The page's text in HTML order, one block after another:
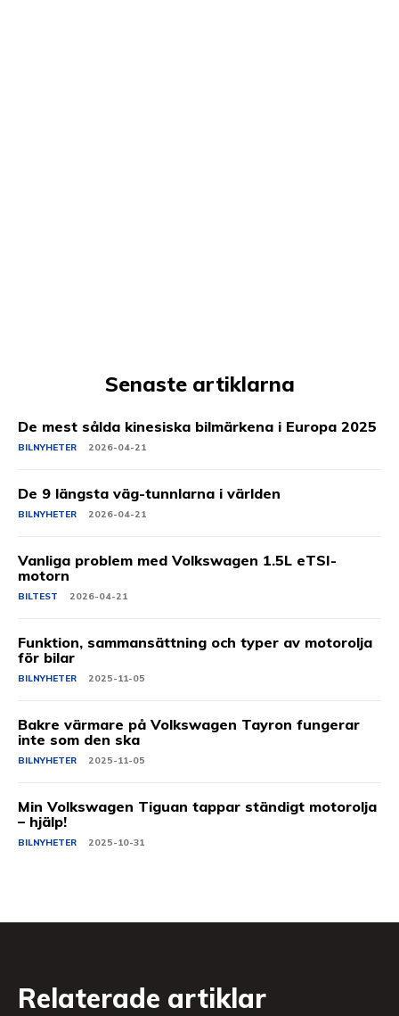
Senaste artiklarna
De mest sålda kinesiska bilmärkena i Europa 2025
BILNYHETER 2026-04-21
De 9 längsta väg-tunnlarna i världen
BILNYHETER 2026-04-21
Vanliga problem med Volkswagen 1.5L eTSI-
motorn
BILTEST 2026-04-21
Funktion, sammansättning och typer av motorolja
för bilar
BILNYHETER 2025-11-05
Bakre värmare på Volkswagen Tayron fungerar
inte som den ska
BILNYHETER 2025-11-05
Min Volkswagen Tiguan tappar ständigt motorolja
– hjälp!
BILNYHETER 2025-10-31
Relaterade artiklar